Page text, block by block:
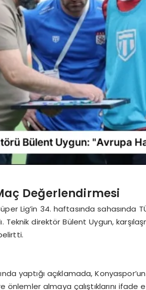
Değerlendirmesi
Lig’in 34. haftasında sahasında
direktör Bülent Uygun,
yaptığı açıklamada,
önlemler almaya çalıştıklarını